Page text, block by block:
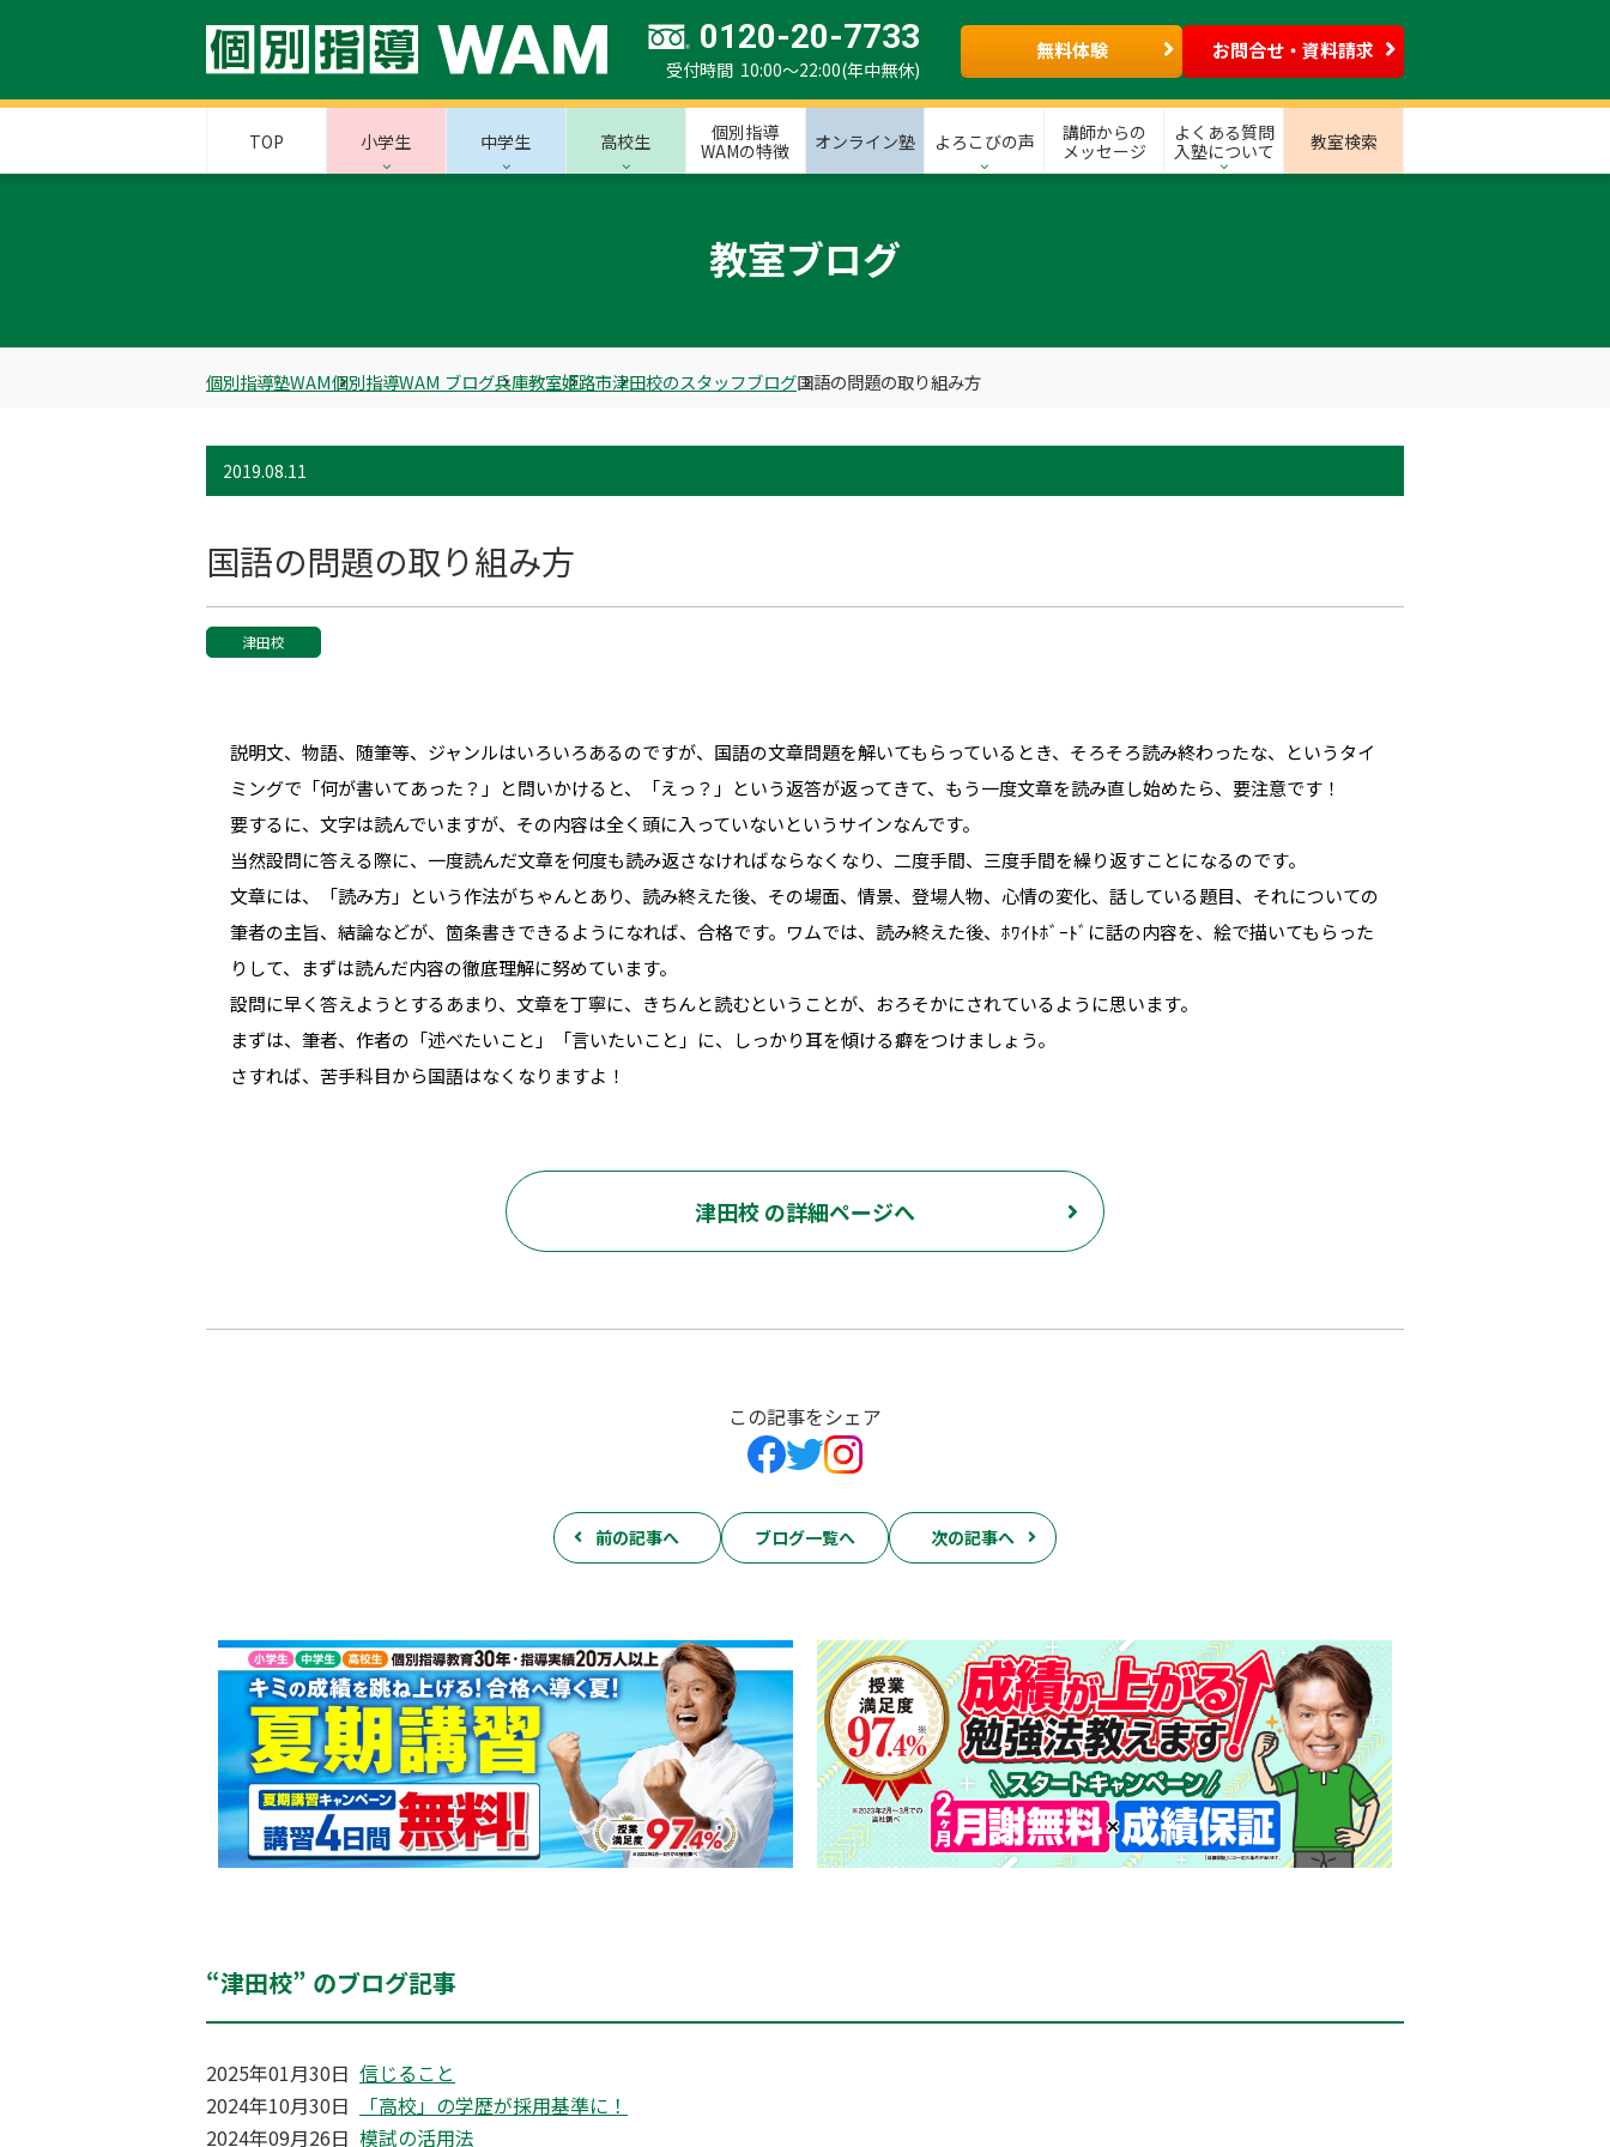
0120-20-7733
受付時間 10:00～22:00(年中無休)
無料体験 お問合せ・資料請求
TOP 小学生 中学生 高校生
個別指導
WAMの特徴
オンライン塾 よろこびの声
講師からの
メッセージ
よくある質問
入塾について
教室検索
教室ブログ
個別指導塾WAM個別指導WAM ブログ兵庫教室姫路市津田校のスタッフブログ国語の問題の取り組み方
2019.08.11
国語の問題の取り組み方
津田校
説明文、物語、随筆等、ジャンルはいろいろあるのですが、国語の文章問題を解いてもらっているとき、そろそろ読み終わったな、というタイ
ミングで「何が書いてあった？」と問いかけると、「えっ？」という返答が返ってきて、もう一度文章を読み直し始めたら、要注意です！
要するに、文字は読んでいますが、その内容は全く頭に入っていないというサインなんです。
当然設問に答える際に、一度読んだ文章を何度も読み返さなければならなくなり、二度手間、三度手間を繰り返すことになるのです。
文章には、「読み方」という作法がちゃんとあり、読み終えた後、その場面、情景、登場人物、心情の変化、話している題目、それについての
筆者の主旨、結論などが、箇条書きできるようになれば、合格です。ワムでは、読み終えた後、ﾎﾜｲﾄﾎﾞｰﾄﾞに話の内容を、絵で描いてもらった
りして、まずは読んだ内容の徹底理解に努めています。
設問に早く答えようとするあまり、文章を丁寧に、きちんと読むということが、おろそかにされているように思います。
まずは、筆者、作者の「述べたいこと」「言いたいこと」に、しっかり耳を傾ける癖をつけましょう。
さすれば、苦手科目から国語はなくなりますよ！
津田校 の詳細ページへ
この記事をシェア
前の記事へ ブログ一覧へ 次の記事へ
“津田校” のブログ記事
2025年01月30日 信じること
2024年10月30日
「高校」の学歴が採用基準に！
2024年09月26日 模試の活用法